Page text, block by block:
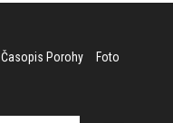
Časopis Porohy Foto